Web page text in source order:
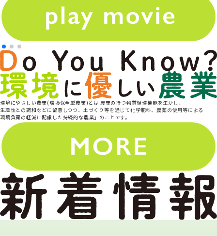
環境にやさしい農業(環境保全型農業)とは 農業の持つ物質循環機能を生かし、
生産性との調和などに留意しつつ、土づくり等を通じて化学肥料、農薬の使用等による
環境負荷の軽減に配慮した持続的な農業」のことです。